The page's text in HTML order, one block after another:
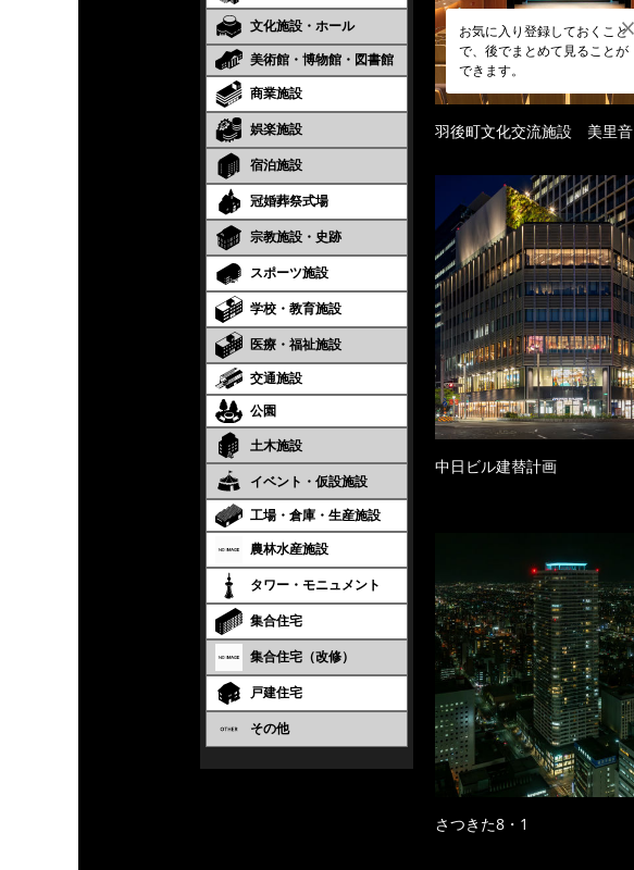
文化施設・ホール
美術館・博物館・図書館
商業施設
娯楽施設
宿泊施設
冠婚葬祭式場
宗教施設・史跡
スポーツ施設
学校・教育施設
医療・福祉施設
交通施設
公園
土木施設
イベント・仮設施設
工場・倉庫・生産施設
農林水産施設
タワー・モニュメント
集合住宅
集合住宅（改修）
戸建住宅
その他
お気に入り登録しておくこと
で、後でまとめて見ることが
できます。
羽後町文化交流施設 美里音
中日ビル建替計画
さつきた8・1